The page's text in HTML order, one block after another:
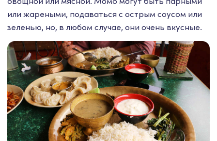
или жареными, подаваться с острым соусом или
зеленью, но, в любом случае, они очень вкусные.